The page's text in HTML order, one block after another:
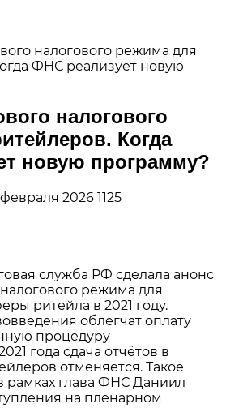
налогового режима для
ФНС реализует новую
налогового
Когда
новую программу?
февраля 2026 1125
служба РФ сделала анонс
режима для
ритейла в 2021 году.
облегчат оплату
процедуру
года сдача отчётов в
отменяется. Такое
рамках глава ФНС Даниил
на пленарном